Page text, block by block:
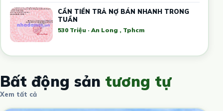
CẦN TIỀN TRẢ NỢ BÁN NHANH TRONG
TUẦN
530 Triệu · An Long , Tphcm
Bất động sản tương tự
Xem tất cả